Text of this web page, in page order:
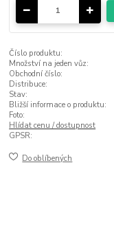
Číslo produktu:
Množství na jeden vůz:
Obchodní číslo:
Distribuce:
Stav:
Bližší informace o produktu:
Foto:
Hlídat cenu / dostupnost
GPSR:
Do oblíbených